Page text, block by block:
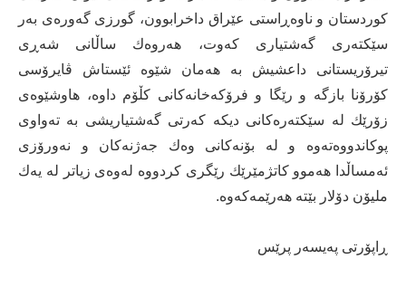
كوردستان و ناوەڕاستی عێراق داخرابوون، گورزی گەورەی بەر
سێكتەری گەشتیاری كەوت، هەروەك ساڵانی شەڕی
تیرۆریستانی داعشیش بە هەمان شێوە ئێستاش ڤایرۆسی
كۆرۆنا بازگە و رێگا و فرۆكەخانەكانی كڵۆم داوە، هاوشێوەی
زۆرێك لە سێكتەرەكانی دیكە كەرتی گەشتیاریشی بە تەواوی
پوكاندووەتەوە و لە بۆنەكانی وەك جەژنەكان و نەورۆزی
ئەمساڵدا هەموو كاتژمێرێك رێگری كردووە لەوەی زیاتر لە یەك
ملیۆن دۆلار بێتە هەرێمەكەوە.
ڕاپۆرتی پەیسەر پرێس